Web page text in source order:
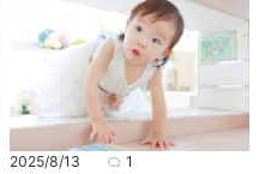
2025/8/13 1